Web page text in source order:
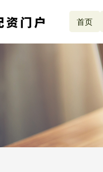
首页